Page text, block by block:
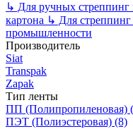
↳ Для ручных
картона ↳ Для
промышленности
Производитель
Siat
Transpak
Zapak
Тип ленты
ПП (Полипропиленовая)
ПЭТ (Полиэстеровая) (8)